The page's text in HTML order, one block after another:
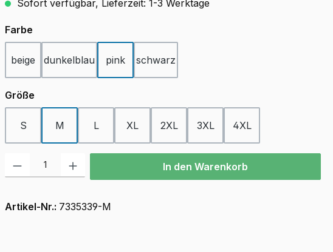
Sofort verfügbar, Lieferzeit: 1-3 Werktage
Farbe
beige dunkelblau pink schwarz
Größe
S M L XL 2XL 3XL 4XL
Produkt Anzahl: Gib den gewünschten Wert ein oder benutze die Schaltflächen
In den Warenkorb
Artikel-Nr.: 7335339-M